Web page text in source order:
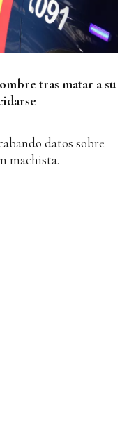
tras matar a su
datos sobre
machista.